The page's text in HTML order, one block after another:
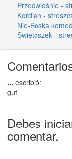
Przedwiośnie -
Kordian -
Nie-Boska
Świętoszek -
... escribió:
gut
Debes
comentar.